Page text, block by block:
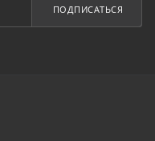
ПОДПИСАТЬСЯ